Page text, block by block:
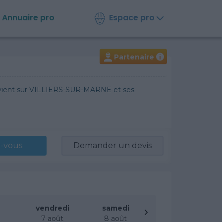
Annuaire pro Espace pro
Partenaire i
sur VILLIERS-SUR-MARNE et ses
vous Demander un devis
vendredi
7 août
samedi
8 août